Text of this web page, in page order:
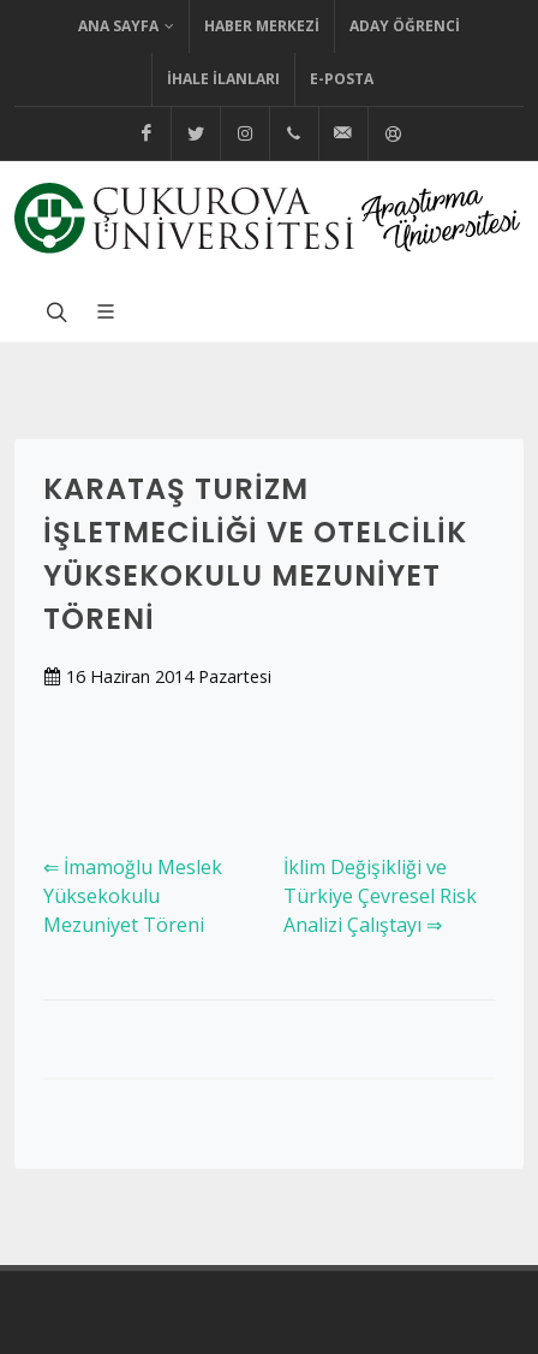
ANA SAYFA HABER MERKEZI ADAY ÖĞRENCI
İHALE İLANLARI E-POSTA
@cuhabermerkezi
@cukurovaedutr
@cukurovaedutr
+90 (322) 338 60 84
bilgi@cu.edu.tr
KARATAŞ TURIZM
İŞLETMECILIĞI VE OTELCILIK
YÜKSEKOKULU MEZUNIYET
TÖRENI
16 Haziran 2014 Pazartesi
⇐ İmamoğlu Meslek
Yüksekokulu
Mezuniyet Töreni
İklim Değişikliği ve
Türkiye Çevresel Risk
Analizi Çalıştayı ⇒